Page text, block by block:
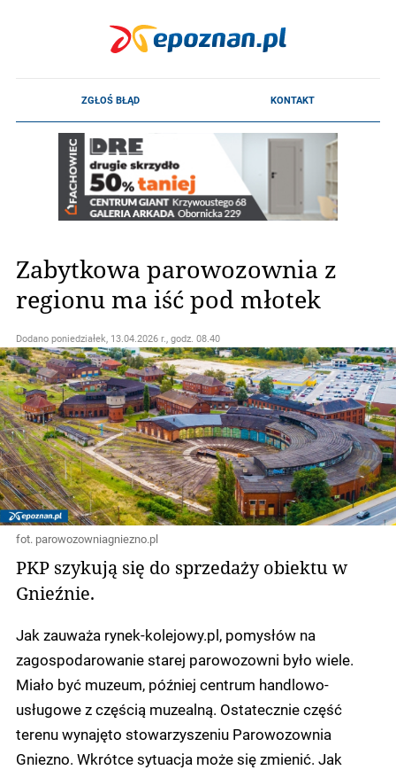
Zabytkowa parowozownia z
regionu ma iść pod młotek
Dodano poniedziałek, 13.04.2026 r., godz. 08.40
fot. parowozowniagniezno.pl
PKP szykują się do sprzedaży obiektu w
Gnieźnie.
Jak zauważa rynek-kolejowy.pl, pomysłów na
zagospodarowanie starej parowozowni było wiele.
Miało być muzeum, później centrum handlowo-
usługowe z częścią muzealną. Ostatecznie część
terenu wynajęto stowarzyszeniu Parowozownia
Gniezno. Wkrótce sytuacja może się zmienić. Jak